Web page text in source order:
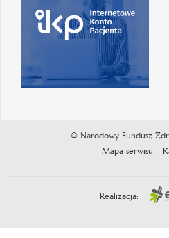
© Narodowy Fundusz
Mapa serwisu
Realizacja: